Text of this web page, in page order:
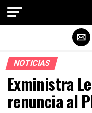
NOTICIAS
Exministra
renuncia al
Salir